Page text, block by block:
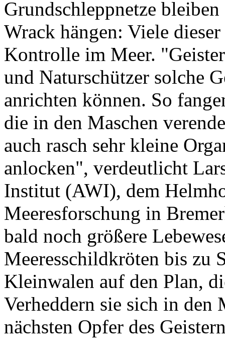
Grundschleppnetze
Wrack hängen: Viele
Kontrolle im Meer.
und Naturschützer solche
anrichten können. So
die in den Maschen
auch rasch sehr kleine
anlocken", verdeutlicht
Institut (AWI), dem
Meeresforschung in
bald noch größere
Meeresschildkröten bis zu
Kleinwalen auf den Plan,
Verheddern sie sich in den
nächsten Opfer des